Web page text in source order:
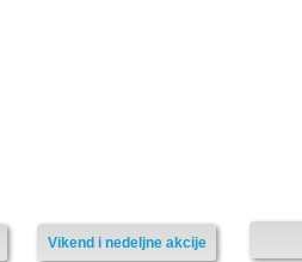
Vikend i nedeljne akcije